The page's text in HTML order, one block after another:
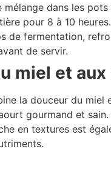
mélange dans les
pour 8 à 10 heures.
de fermentation,
de servir.
miel et
la douceur du miel
gourmand et
en textures est